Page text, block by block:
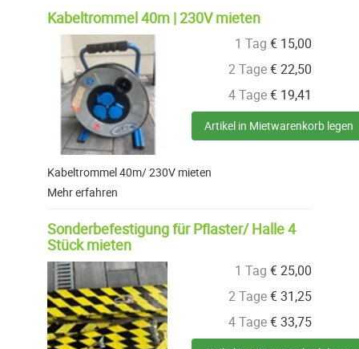
Kabeltrommel 40m | 230V mieten
1 Tag € 15,00
2 Tage€22,50
4 Tage€ 19,41
Artikel in Mietwarenkorb legen
Kabeltrommel 40m/ 230V mieten
Mehr erfahren
Sonderbefestigung für Pflaster/ Halle 4
Stück mieten
1 Tag €25,00
2 Tage€31,25
4 Tage€33,75